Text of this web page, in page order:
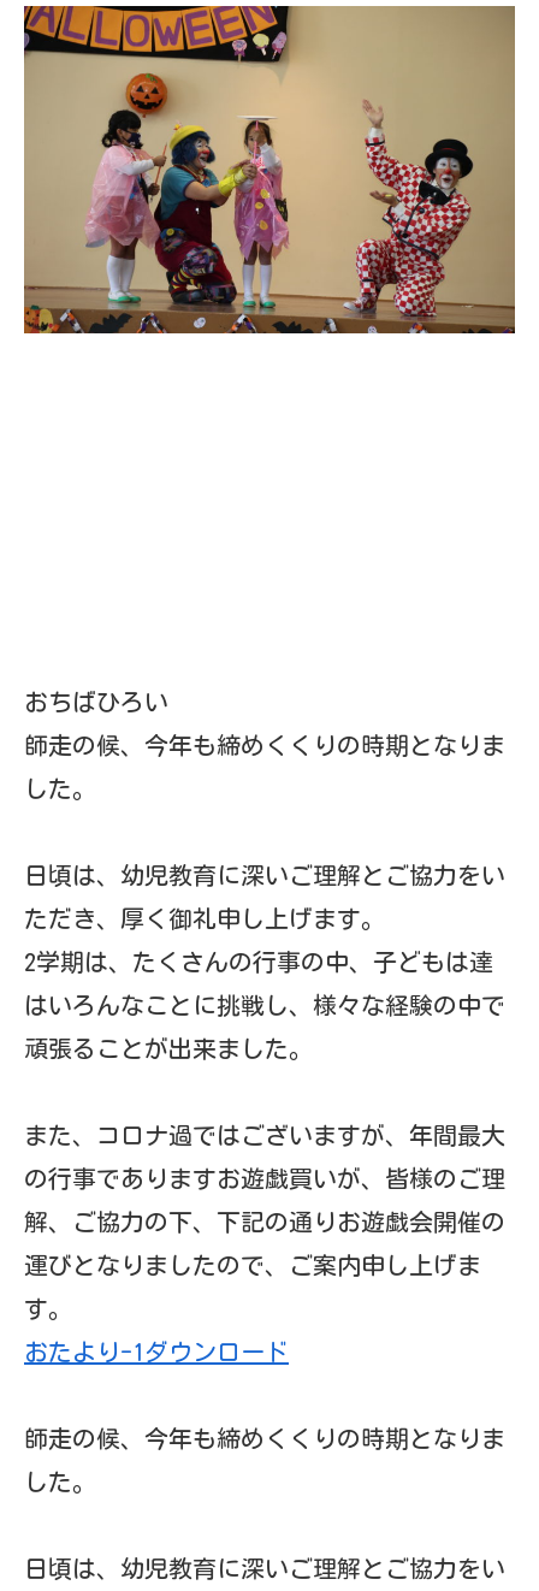
おちばひろい
師走の候、今年も締めくくりの時期となりま
日頃は、幼児教育に深いご理解とご協力をい
おたより-1ダウンロード
した。
日頃は、幼児教育に深いご理解とご協力をい
ただき、厚く御礼申し上げます。
はいろんなことに挑戦し、様々な経験の中で
頑張ることが出来ました。
解、ご協力の下、下記の通りお遊戯会開催の
運びとなりましたので、ご案内申し上げま
す。
おたより-1
ダウンロード
師走の候、今年も締めくくりの時期となりま
した。
日頃は、幼児教育に深いご理解とご協力をい
2学期は、たくさんの行事の中、子どもは達
頑張ることが出来ました。